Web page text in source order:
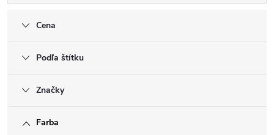
Cena
Podľa štítku
Značky
Farba